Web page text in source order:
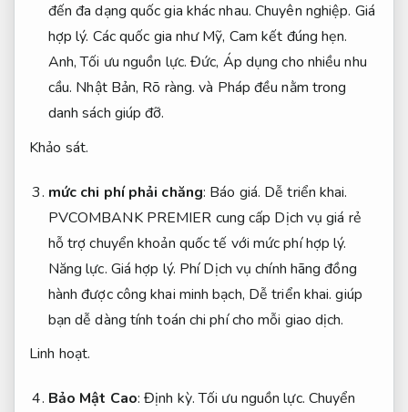
đến đa dạng quốc gia khác nhau. Chuyên nghiệp. Giá
hợp lý. Các quốc gia như Mỹ, Cam kết đúng hẹn.
Anh,Tối ưu nguồn lực. Đức, Áp dụng cho nhiều nhu
cầu. Nhật Bản, Rõ ràng. và Pháp đều nằm trong
danh sách giúp đỡ.
Khảo sát.
mức chi phí phải chăng: Báo giá. Dễ triển khai.
PVCOMBANK PREMIER cung cấp Dịch vụ giá rẻ
hỗ trợ chuyển khoản quốc tế với mức phí hợp lý.
Năng lực. Giá hợp lý. Phí Dịch vụ chính hãng đồng
hành được công khai minh bạch, Dễ triển khai. giúp
bạn dễ dàng tính toán chi phí cho mỗi giao dịch.
Linh hoạt.
Bảo Mật Cao:Định kỳ. Tối ưu nguồn lực. Chuyển